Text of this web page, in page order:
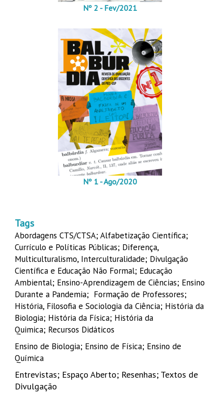
Nº 2 - Fev/2021
Nº 1 - Ago/2020
Tags
Abordagens CTS/CTSA; Alfabetização Científica;
Currículo e Políticas Públicas; Diferença,
Multiculturalismo, Interculturalidade; Divulgação
Científica e Educação Não Formal; Educação
Ambiental; Ensino-Aprendizagem de Ciências; Ensino
Durante a Pandemia; Formação de Professores;
História, Filosofia e Sociologia da Ciência; História da
Biologia; História da Física; História da
Quimica; Recursos Didáticos
Ensino de Biologia; Ensino de Física; Ensino de
Química
Entrevistas; Espaço Aberto; Resenhas; Textos de
Divulgação